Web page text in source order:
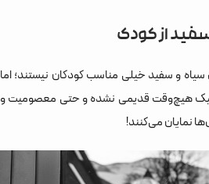
و سفید خیلی مناسب کودکان نیستند؛ اما
هیچ‌وقت قدیمی نشده و حتی معصومیت و
نمایان می‌کنند!